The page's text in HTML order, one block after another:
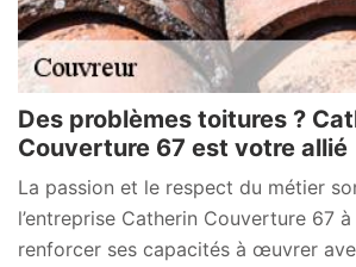
Des problèmes toitures ?
Couverture 67 est votre allié
La passion et le respect du métier
l’entreprise Catherin Couverture 67
renforcer ses capacités à œuvrer